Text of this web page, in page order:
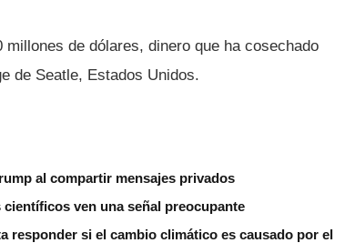
de dólares, dinero que ha cosechado
de Seatle, Estados Unidos.
al compartir mensajes privados
ven una señal preocupante
responder si el cambio climático es causado por el